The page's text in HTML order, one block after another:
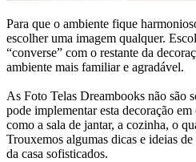
Para que o ambiente fique
escolher uma imagem qualquer.
“converse” com o restante da
ambiente mais familiar e agradável.
As Foto Telas Dreambooks não são
pode implementar esta decoração em
como a sala de jantar, a cozinha, o
Trouxemos algumas dicas e ideias
da casa sofisticados.